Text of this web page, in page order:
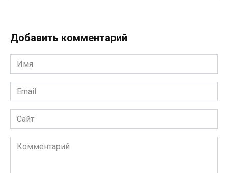
Добавить комментарий
Имя
*
Email
*
Сайт
Комментарий